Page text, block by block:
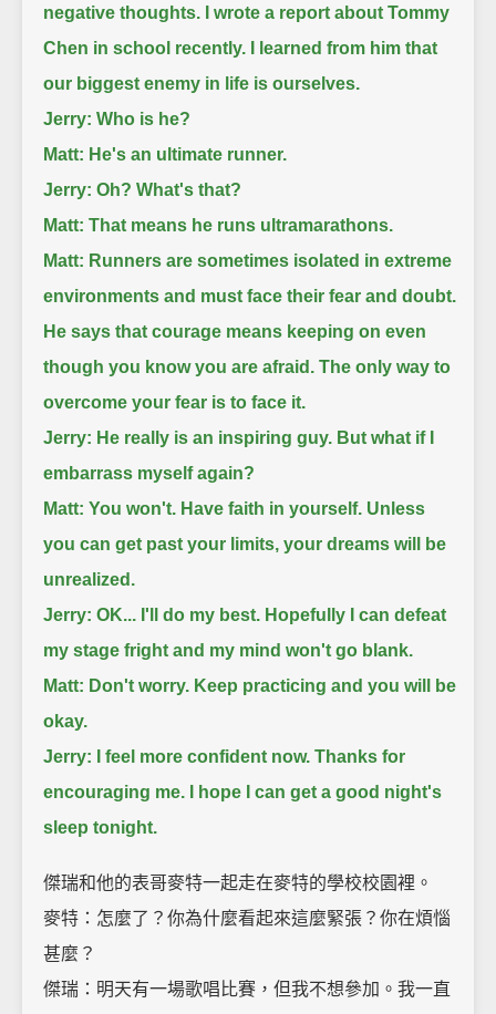
negative thoughts.
I wrote a report about Tommy
Chen in school recently. I learned from him that
our biggest enemy in life is ourselves.
Jerry: Who is he?
Matt: He's an ultimate runner.
Jerry: Oh? What's that?
Matt: That means he runs ultramarathons.
Matt: Runners are sometimes isolated in extreme
environments and must face their fear and doubt.
He says that courage means keeping on even
though you know you are afraid. The only way to
overcome your fear is to face it.
Jerry: He really is an inspiring guy. But what if I
embarrass myself again?
Matt: You won't. Have faith in yourself. Unless
you can get past your limits, your dreams will be
unrealized.
Jerry: OK... I'll do my best. Hopefully I can defeat
my stage fright and my mind won't go blank.
Matt: Don't worry. Keep practicing and you will be
okay.
Jerry: I feel more confident now. Thanks for
encouraging me.
I hope I can get a good night's
sleep tonight.
傑瑞和他的表哥麥特一起走在麥特的學校校園裡。
麥特：怎麼了？你為什麼看起來這麼緊張？你在煩惱
甚麼？
傑瑞：明天有一場歌唱比賽，但我不想參加。我一直